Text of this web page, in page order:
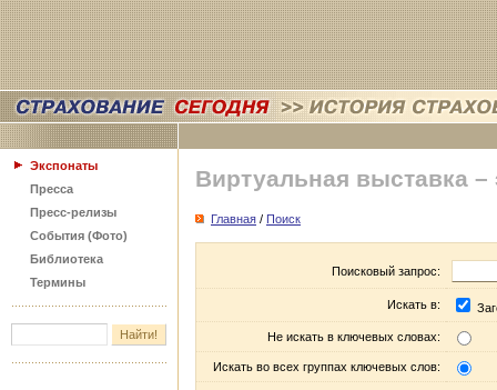
Экспонаты
Пресса
Пресс-релизы
События (Фото)
Библиотека
Термины
Виртуальная выставка –
Главная / Поиск
Поисковый запрос:
Искать в:
Не искать в ключевых словах:
Искать во всех группах ключевых слов: